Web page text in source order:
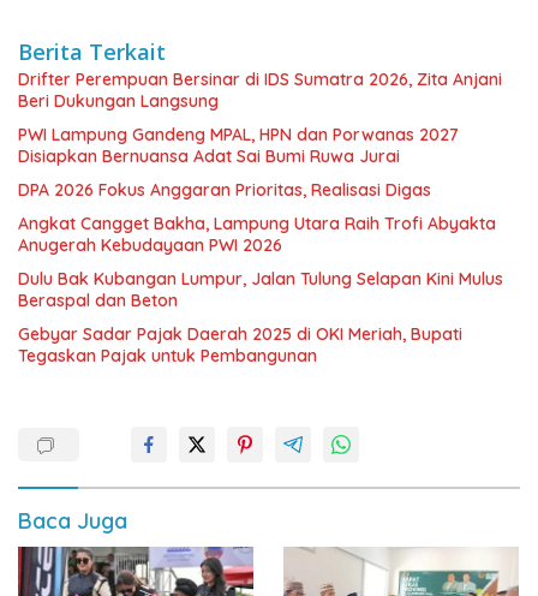
Berita Terkait
Drifter Perempuan Bersinar di IDS Sumatra 2026, Zita Anjani
Beri Dukungan Langsung
PWI Lampung Gandeng MPAL, HPN dan Porwanas 2027
Disiapkan Bernuansa Adat Sai Bumi Ruwa Jurai
DPA 2026 Fokus Anggaran Prioritas, Realisasi Digas
Angkat Cangget Bakha, Lampung Utara Raih Trofi Abyakta
Anugerah Kebudayaan PWI 2026
Dulu Bak Kubangan Lumpur, Jalan Tulung Selapan Kini Mulus
Beraspal dan Beton
Gebyar Sadar Pajak Daerah 2025 di OKI Meriah, Bupati
Tegaskan Pajak untuk Pembangunan
Baca Juga